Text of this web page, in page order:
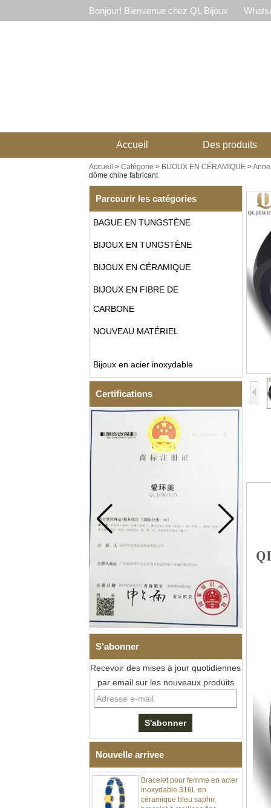
Bonjour! Bienvenue chez QL Bijoux
Accueil Des produits
Accueil > Catégorie > BIJOUX EN CÉRAMIQUE>
dôme chine fabricant
Parcourir les catégories
BAGUE EN TUNGSTÈNE
BIJOUX EN TUNGSTÈNE
BIJOUX EN CÉRAMIQUE
BIJOUX EN FIBRE DE
CARBONE
NOUVEAU MATÉRIEL
Bijoux en acier inoxydable
Certifications
S'abonner
Recevoir des mises à jour quotidiennes
par email sur les nouveaux produits
Nouvelle arrivee
Bracelet à maillons I en acier
inoxydable 304 en
pour hommes, fermoir
déployant à double poussée
316L, bracelet à maillons
thérapeutiques avec pierres
magnétiques et germanium
intégrées
Bracelet pour femme en acier
inoxydable 316L en
céramique bleu saphir,
bracelet à maillons fins